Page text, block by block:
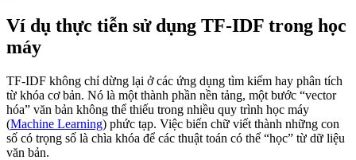
Ví dụ thực tiễn sử dụng TF-IDF trong học
máy
TF-IDF không chỉ dừng lại ở các ứng dụng tìm kiếm hay phân tích
từ khóa cơ bản. Nó là một thành phần nền tảng, một bước “vector
hóa” văn bản không thể thiếu trong nhiều quy trình học máy
(Machine Learning) phức tạp. Việc biến chữ viết thành những con
số có trọng số là chìa khóa để các thuật toán có thể “học” từ dữ liệu
văn bản.